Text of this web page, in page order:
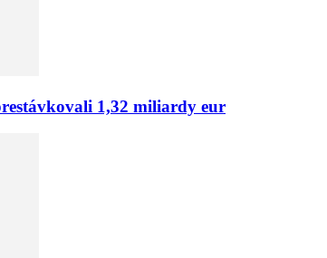
1,32 miliardy eur